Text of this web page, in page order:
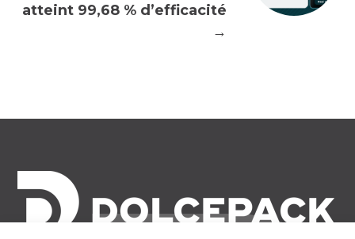
atteint 99,68 % d’efficacité
→